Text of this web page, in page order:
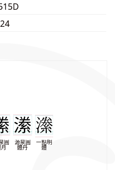
圓
源泉圓
體丹
一點明
體